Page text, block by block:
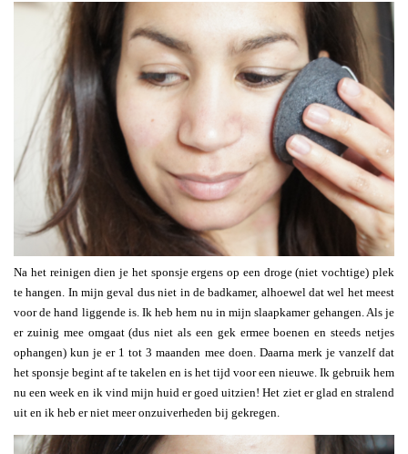
Na het reinigen dien je het sponsje ergens op een droge (niet vochtige) plek
te hangen. In mijn geval dus niet in de badkamer, alhoewel dat wel het meest
voor de hand liggende is. Ik heb hem nu in mijn slaapkamer gehangen. Als je
er zuinig mee omgaat (dus niet als een gek ermee boenen en steeds netjes
ophangen) kun je er 1 tot 3 maanden mee doen. Daarna merk je vanzelf dat
het sponsje begint af te takelen en is het tijd voor een nieuwe. Ik gebruik hem
nu een week en ik vind mijn huid er goed uitzien! Het ziet er glad en stralend
uit en ik heb er niet meer onzuiverheden bij gekregen.